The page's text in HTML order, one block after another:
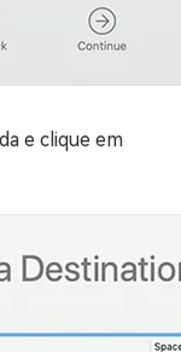
e clique em